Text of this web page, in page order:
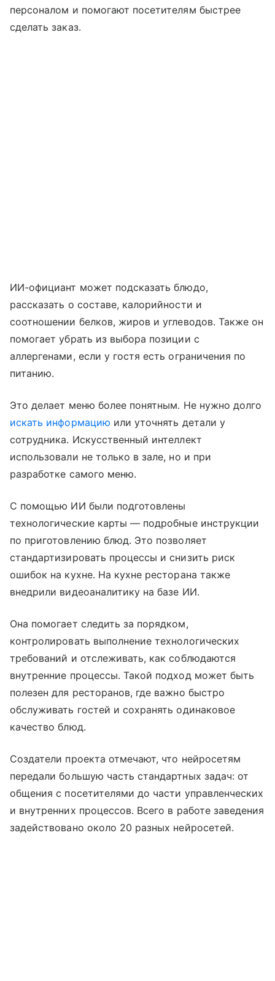
персоналом и помогают посетителям быстрее
сделать заказ.
ИИ-официант может подсказать блюдо,
рассказать о составе, калорийности и
соотношении белков, жиров и углеводов. Также он
помогает убрать из выбора позиции с
аллергенами, если у гостя есть ограничения по
питанию.
Это делает меню более понятным. Не нужно долго
искать информацию или уточнять детали у
сотрудника. Искусственный интеллект
использовали не только в зале, но и при
разработке самого меню.
С помощью ИИ были подготовлены
технологические карты — подробные инструкции
по приготовлению блюд. Это позволяет
стандартизировать процессы и снизить риск
ошибок на кухне. На кухне ресторана также
внедрили видеоаналитику на базе ИИ.
Она помогает следить за порядком,
контролировать выполнение технологических
требований и отслеживать, как соблюдаются
внутренние процессы. Такой подход может быть
полезен для ресторанов, где важно быстро
обслуживать гостей и сохранять одинаковое
качество блюд.
Создатели проекта отмечают, что нейросетям
передали большую часть стандартных задач: от
общения с посетителями до части управленческих
и внутренних процессов. Всего в работе заведения
задействовано около 20 разных нейросетей.